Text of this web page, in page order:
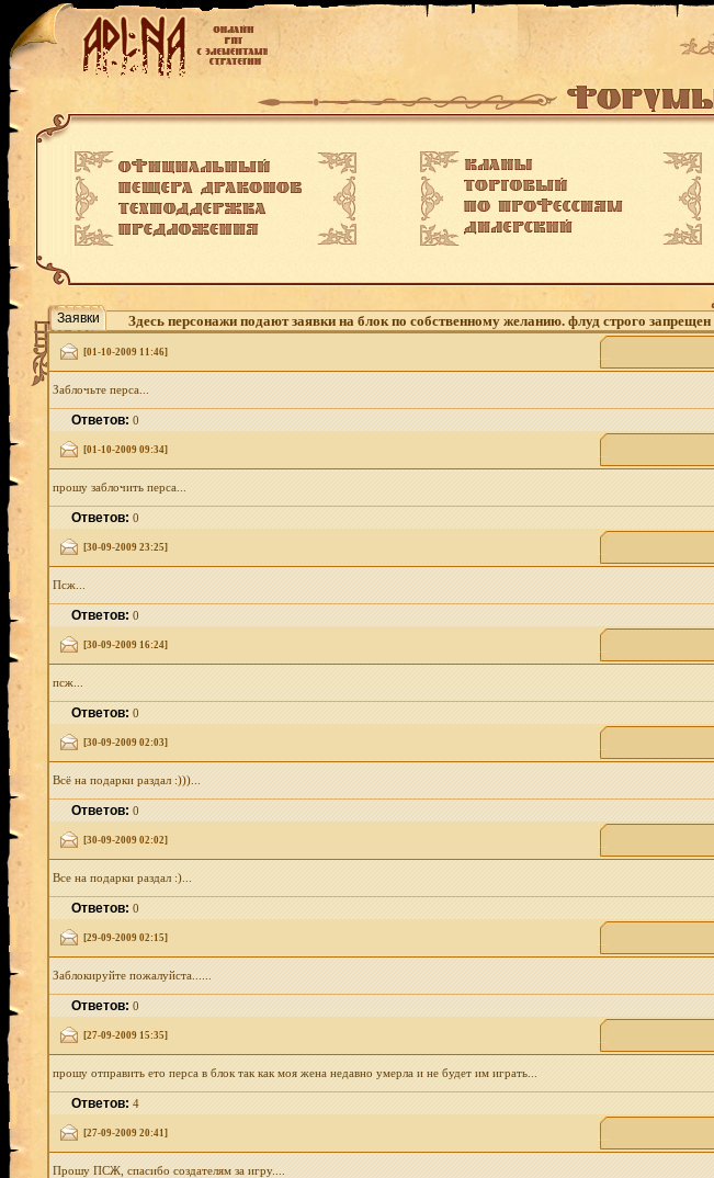
Заявки Здесь персонажи подают заявки на блок по собственному желанию. флуд строго запрещен
[01-10-2009 11:46]
Заблочьте перса...
Ответов:0
[01-10-2009 09:34]
прошу заблочить перса...
Ответов:0
[30-09-2009 23:25]
Псж...
Ответов:0
[30-09-2009 16:24]
псж...
Ответов:0
[30-09-2009 02:03]
Всё на подарки раздал :)))...
Ответов:0
[30-09-2009 02:02]
Все на подарки раздал :)...
Ответов:0
[29-09-2009 02:15]
Заблокируйте пожалуйста......
Ответов:0
[27-09-2009 15:35]
прошу отправить ето перса в блок так как моя жена недавно умерла и не будет им играть...
Ответов:4
[27-09-2009 20:41]
Прошу ПСЖ, спасибо создателям за игру....